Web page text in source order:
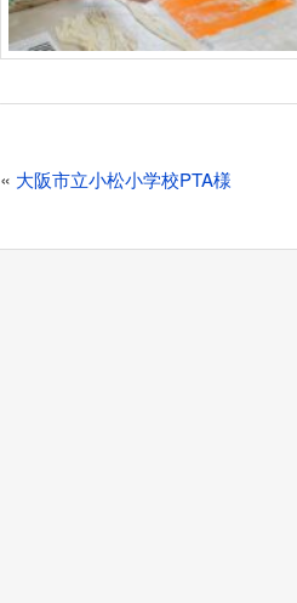
投
« 大阪市立小松小学校PTA様